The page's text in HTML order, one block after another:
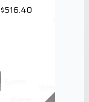
$516.40